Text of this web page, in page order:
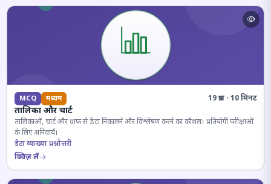
MCQ मध्यम 19 प्रश्न · 10 मिनट
तालिका और चार्ट
तालिकाओं, चार्ट और ग्राफ से डेटा निकालने और विश्लेषण करने का कौशल। प्रतियोगी परीक्षाओं
के लिए अनिवार्य।
डेटा व्याख्या प्रश्नोत्तरी
क्विज़ लें